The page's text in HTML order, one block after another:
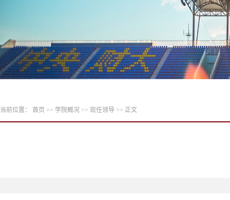
当前位置： 首页 >> 学院概况 >> 现任领导 >> 正文